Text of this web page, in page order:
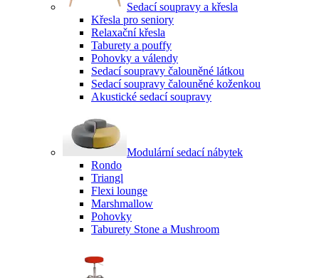
Sedací soupravy a křesla
Křesla pro seniory
Relaxační křesla
Taburety a pouffy
Pohovky a válendy
Sedací soupravy čalouněné látkou
Sedací soupravy čalouněné koženkou
Akustické sedací soupravy
Modulární sedací nábytek
Rondo
Triangl
Flexi lounge
Marshmallow
Pohovky
Taburety Stone a Mushroom